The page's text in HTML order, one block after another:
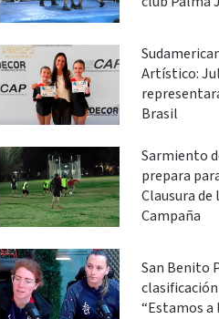
Artístico:
Brasil
Sarmiento
prepara
Clausura de
Campaña
San Benito
“Estamos a